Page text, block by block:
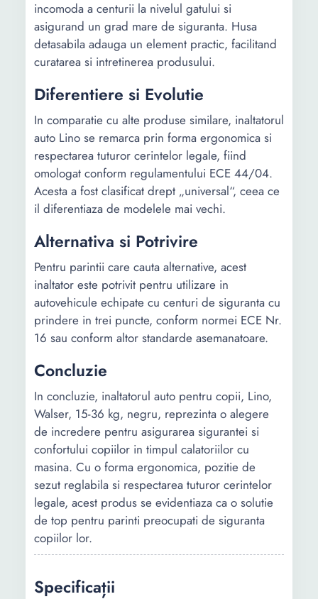
incomoda a centurii la nivelul gatului si
asigurand un grad mare de siguranta. Husa
detasabila adauga un element practic, facilitand
curatarea si intretinerea produsului.
Diferentiere si Evolutie
In comparatie cu alte produse similare, inaltatorul
auto Lino se remarca prin forma ergonomica si
respectarea tuturor cerintelor legale, fiind
omologat conform regulamentului ECE 44/04.
Acesta a fost clasificat drept „universal“, ceea ce
il diferentiaza de modelele mai vechi.
Alternativa si Potrivire
Pentru parintii care cauta alternative, acest
inaltator este potrivit pentru utilizare in
autovehicule echipate cu centuri de siguranta cu
prindere in trei puncte, conform normei ECE Nr.
16 sau conform altor standarde asemanatoare.
Concluzie
In concluzie, inaltatorul auto pentru copii, Lino,
Walser, 15-36 kg, negru, reprezinta o alegere
de incredere pentru asigurarea sigurantei si
confortului copiilor in timpul calatoriilor cu
masina. Cu o forma ergonomica, pozitie de
sezut reglabila si respectarea tuturor cerintelor
legale, acest produs se evidentiaza ca o solutie
de top pentru parinti preocupati de siguranta
copiilor lor.
Specificații